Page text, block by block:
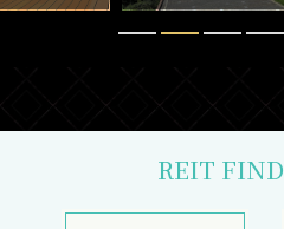
REIT FIND